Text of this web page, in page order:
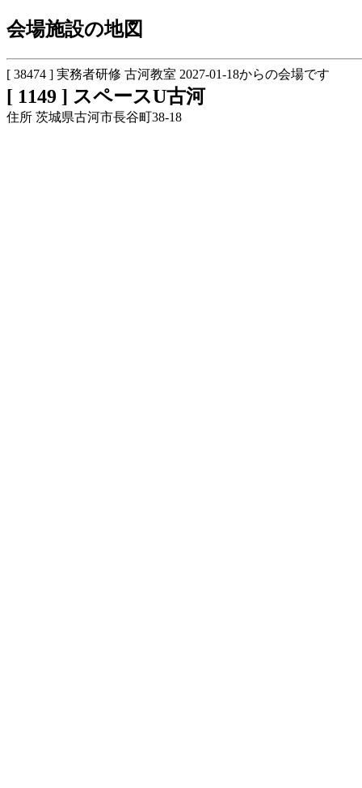
会場施設の地図
[ 38474 ] 実務者研修 古河教室 2027-01-18からの会場です
[ 1149 ] スペースU古河
住所 茨城県古河市長谷町38-18